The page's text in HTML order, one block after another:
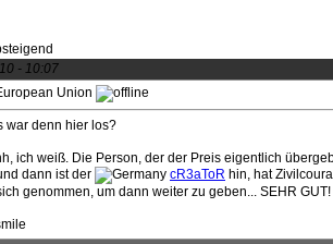
- 10:07
war denn hier los?
ich weiß. Die Person, der der Preis eigentlich
dann ist der
cR3aToR hin, hat
genommen, um dann weiter zu geben... SEHR GUT!